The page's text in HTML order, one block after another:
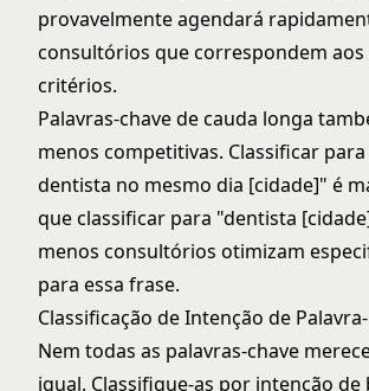
provavelmente agendará
consultórios que correspondem aos
critérios.
Palavras-chave de cauda longa
menos competitivas. Classificar
dentista no mesmo dia [cidade]" é
que classificar para "dentista
menos consultórios otimizam
para essa frase.
Classificação de Intenção de
Nem todas as palavras-chave
igual. Classifique-as por intenção de